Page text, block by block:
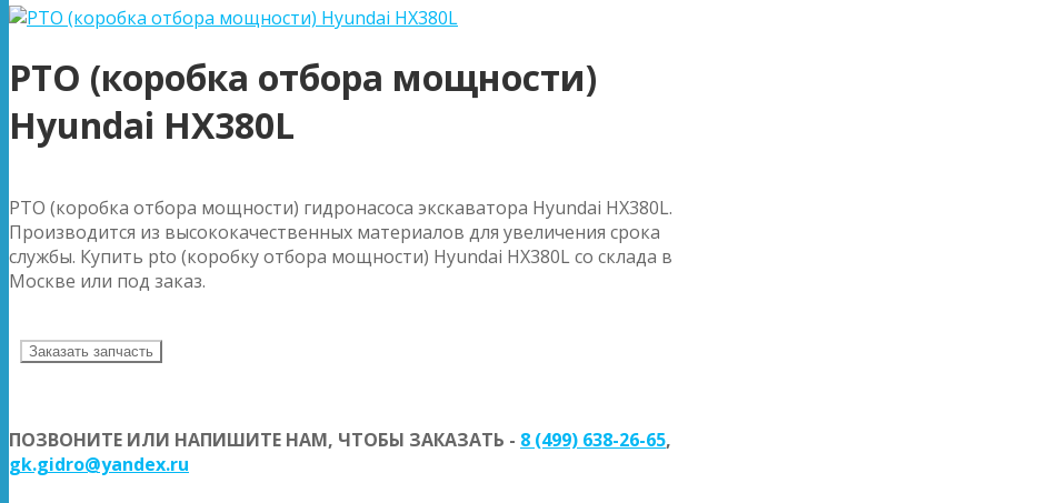
PTO (коробка отбора мощности)
Hyundai HX380L
PTO (коробка отбора мощности) гидронасоса экскаватора Hyundai HX380L.
Производится из высококачественных материалов для увеличения срока
службы. Купить pto (коробку отбора мощности) Hyundai HX380L со склада в
Москве или под заказ.
Заказать запчасть
ПОЗВОНИТЕ ИЛИ НАПИШИТЕ НАМ, ЧТОБЫ ЗАКАЗАТЬ - 8 (499) 638-26-65,
gk.gidro@yandex.ru